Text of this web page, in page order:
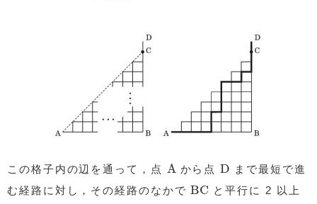
この格子内の辺を通って，点 A
A から点D
D まで最短で進
む経路に対し，その経路のなかでBC
BC と平行に 2 以上